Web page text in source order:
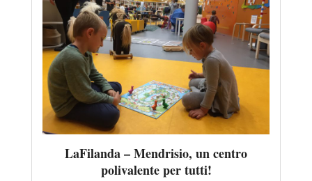
LaFilanda – Mendrisio, un centro
polivalente per tutti!